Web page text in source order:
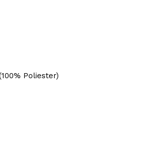
Poliester)